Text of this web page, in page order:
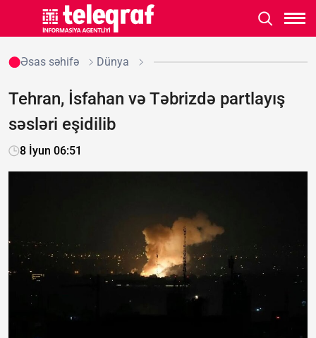
Əsas səhifə Dünya
Tehran, İsfahan və Təbrizdə partlayış
səsləri eşidilib
8 İyun 06:51